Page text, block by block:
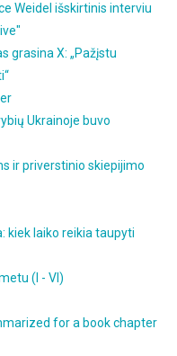
Weidel išskirtinis interviu
grasina X: „Pažįstu
Ukrainoje buvo
ir priverstinio skiepijimo
kiek laiko reikia taupyti
(I - VI)
for a book chapter